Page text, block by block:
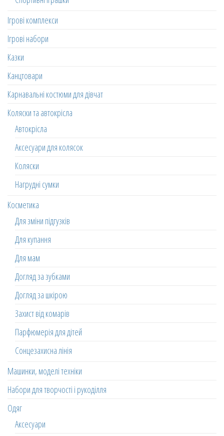
Ігрові комплекси
Ігрові набори
Казки
Канцтовари
Карнавальні костюми для дівчат
Коляски та автокрісла
Автокрісла
Аксесуари для колясок
Коляски
Нагрудні сумки
Косметика
Для зміни підгузків
Для купання
Для мам
Догляд за зубками
Догляд за шкірою
Захист від комарів
Парфюмерія для дітей
Сонцезахисна лінія
Машинки, моделі техніки
Набори для творчості і рукоділля
Одяг
Аксесуари